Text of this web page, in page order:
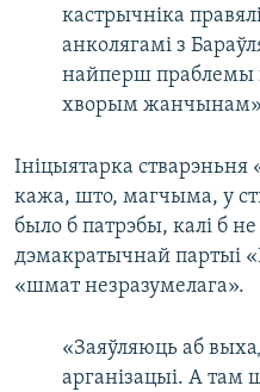
кастрычніка
анколягамі з
найперш праблемы
хворым
Ініцыятарка
кажа, што, магчыма, у
было б патрэбы, калі б
дэмакратычнай партыі
«шмат незразумелага».
«Заяўляюць аб
арганізацыі. А